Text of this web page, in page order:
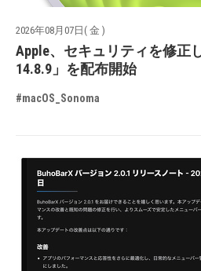
2026年08月07日( 金 )
Apple、セキュリティを修正
14.8.9」を配布開始
#macOS_Sonoma